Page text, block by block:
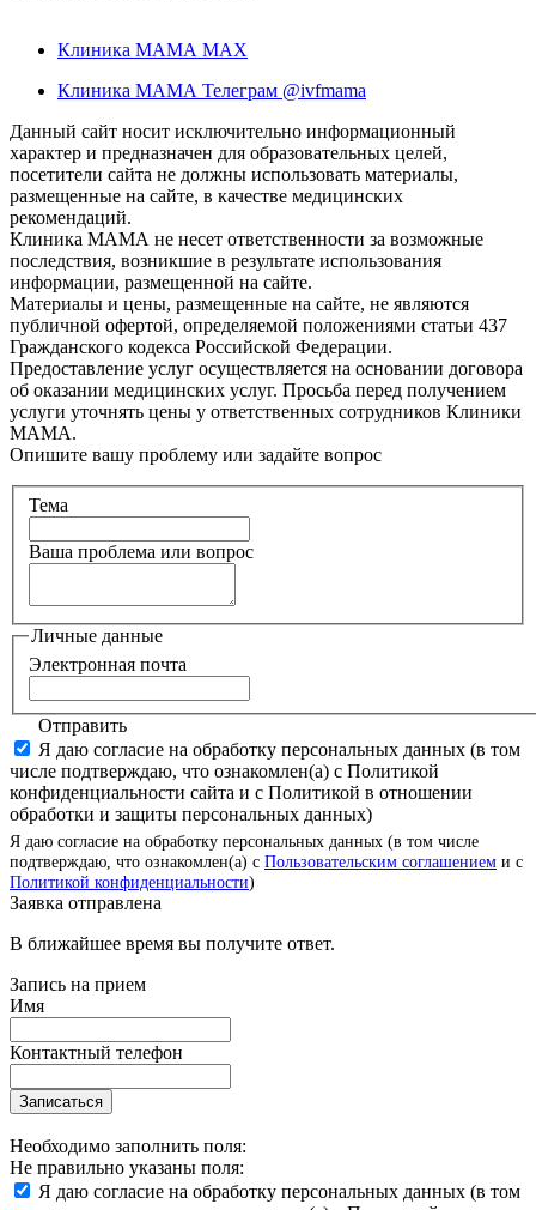
Клиника МАМА MAX
Клиника МАМА Телеграм @ivfmama
Данный сайт носит исключительно информационный
характер и предназначен для образовательных целей,
посетители сайта не должны использовать материалы,
размещенные на сайте, в качестве медицинских
рекомендаций.
Клиника МАМА не несет ответственности за возможные
последствия, возникшие в результате использования
информации, размещенной на сайте.
Материалы и цены, размещенные на сайте, не являются
публичной офертой, определяемой положениями статьи 437
Гражданского кодекса Российской Федерации.
Предоставление услуг осуществляется на основании договора
об оказании медицинских услуг. Просьба перед получением
услуги уточнять цены у ответственных сотрудников Клиники
МАМА.
Опишите вашу проблему или задайте вопрос
Тема
Ваша проблема или вопрос
Личные данные
Электронная почта
Отправить
Я даю согласие на обработку персональных данных (в том
числе подтверждаю, что ознакомлен(а) с Политикой
конфиденциальности сайта и с Политикой в отношении
обработки и защиты персональных данных)
Я даю согласие на обработку персональных данных (в том числе
подтверждаю, что ознакомлен(а) с Пользовательским соглашением и с
Политикой конфиденциальности)
Заявка отправлена
В ближайшее время вы получите ответ.
Запись на прием
Имя
Контактный телефон
Записаться
Необходимо заполнить поля:
Не правильно указаны поля:
Я даю согласие на обработку персональных данных (в том